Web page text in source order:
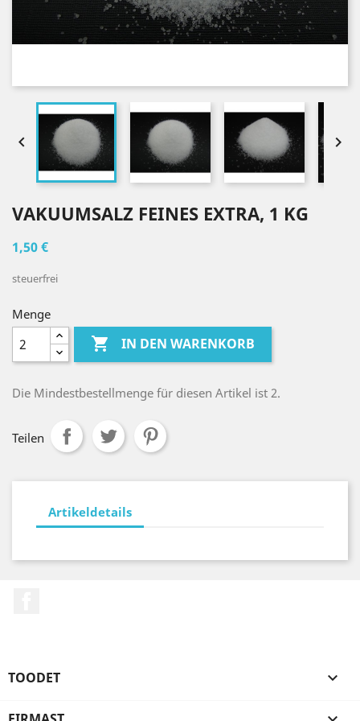
 
VAKUUMSALZ FEINES EXTRA, 1 KG
1,50 €
steuerfrei
Menge
 IN DEN WARENKORB
Die Mindestbestellmenge für diesen Artikel ist 2.
Teilen
Artikeldetails
TOODET 